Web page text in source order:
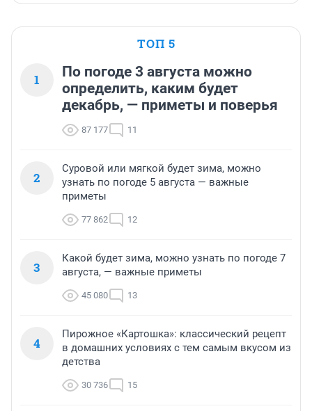
ТОП 5
1
По погоде 3 августа можно
определить, каким будет
декабрь, — приметы и поверья
87 177 11
2
Суровой или мягкой будет зима, можно
узнать по погоде 5 августа — важные
приметы
77 862 12
3
Какой будет зима, можно узнать по погоде 7
августа, — важные приметы
45 080 13
4
Пирожное «Картошка»: классический рецепт
в домашних условиях с тем самым вкусом из
детства
30 736 15